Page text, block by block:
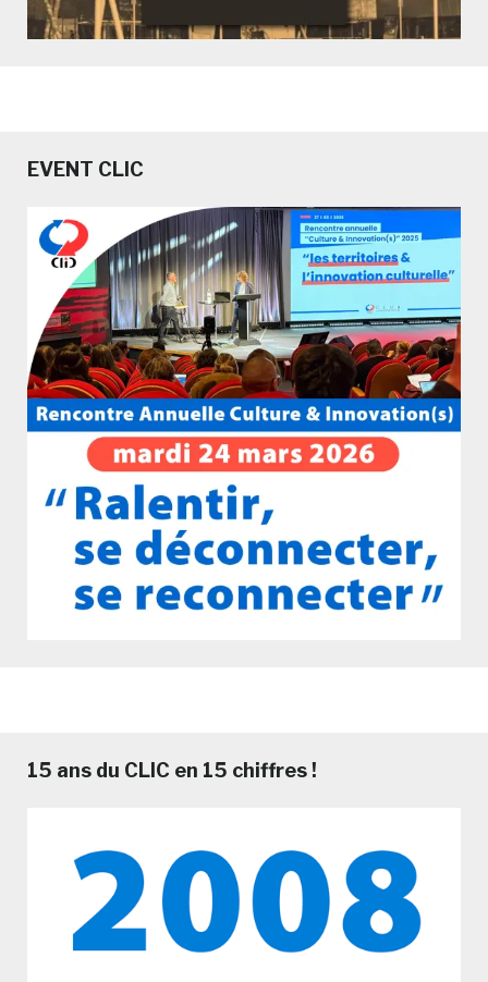
EVENT CLIC
15 ans du CLIC en 15 chiffres !